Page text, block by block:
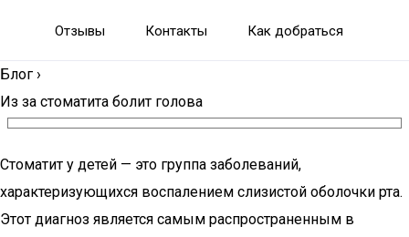
Отзывы Контакты Как добраться
Блог ›
Из за стоматита болит голова
Стоматит у детей — это группа заболеваний,
характеризующихся воспалением слизистой оболочки рта.
Этот диагноз является самым распространенным в